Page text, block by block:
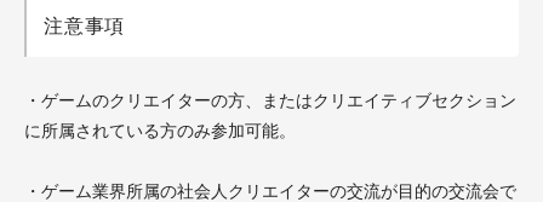
注意事項
・ゲームのクリエイターの方、またはクリエイティブセクション
に所属されている方のみ参加可能。
・ゲーム業界所属の社会人クリエイターの交流が目的の交流会で